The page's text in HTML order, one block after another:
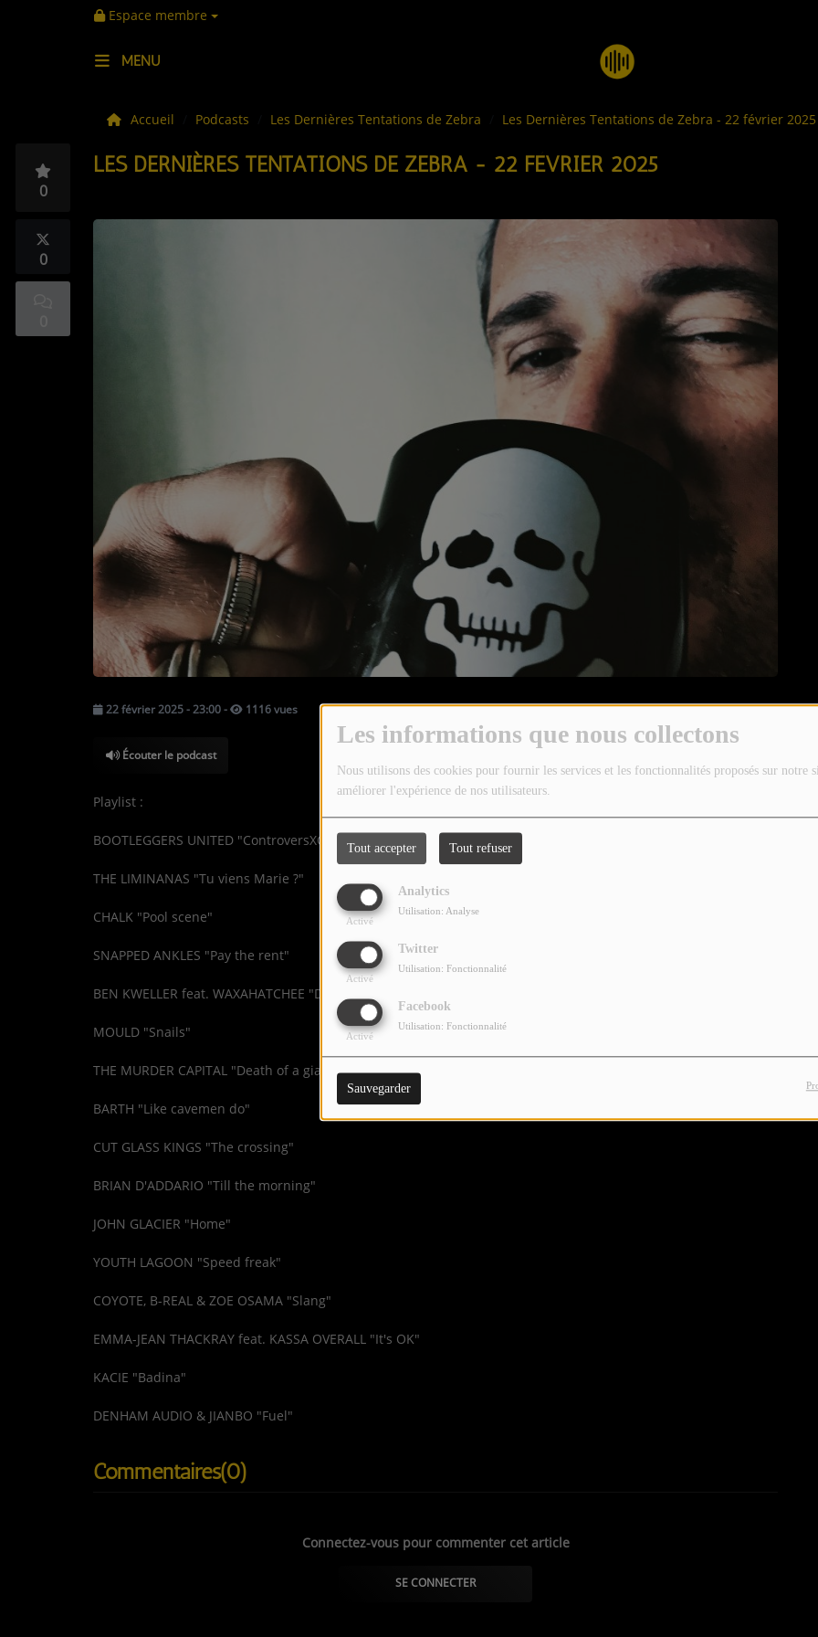
Les informations que nous collectons
Nous utilisons des cookies pour fournir les services et les fonctionnalités proposés sur notre
améliorer l'expérience de nos utilisateurs.
Tout accepter Tout refuser
Analytics
Activé
Utilisation: Analyse
Twitter
Activé
Utilisation: Fonctionnalité
Facebook
Activé
Utilisation: Fonctionnalité
Sauvegarder
Espace membre
MENU
LA MUSIQUE
LES WEBRADIOS
C'EST QUOI CETTE RADIO ?
LES ATELIERS PÉDAGOGIQUES
COMMUNIQUEZ SUR OUEST
TRACK
Accueil Podcasts Les Dernières Tentations de Zebra Les Dernières Tentations de Zebra - 22 février 2025
LES DERNIÈRES TENTATIONS DE ZEBRA - 22 FÉVRIER 2025
0
0
22 février 2025 - 23:00- 1116 vues
Écouter le podcast
Playlist :
BOOTLEGGERS UNITED "ControversXCX" (bootleg - EXCLU)
THE LIMINANAS "Tu viens Marie ?"
CHALK "Pool scene"
SNAPPED ANKLES "Pay the rent"
BEN KWELLER feat. WAXAHATCHEE "Dollar store"
MOULD "Snails"
THE MURDER CAPITAL "Death of a giant"
BARTH "Like cavemen do"
CUT GLASS KINGS "The crossing"
BRIAN D'ADDARIO "Till the morning"
JOHN GLACIER "Home"
YOUTH LAGOON "Speed freak"
COYOTE, B-REAL & ZOE OSAMA "Slang"
EMMA-JEAN THACKRAY feat. KASSA OVERALL "It's OK"
KACIE "Badina"
DENHAM AUDIO & JIANBO "Fuel"
Commentaires(0)
Connectez-vous pour commenter cet article
SE CONNECTER